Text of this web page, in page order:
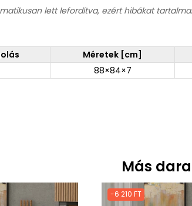
lett lefordítva, ezért hibákat
Méretek [cm]
88×84×7
Más
-6 210 FT